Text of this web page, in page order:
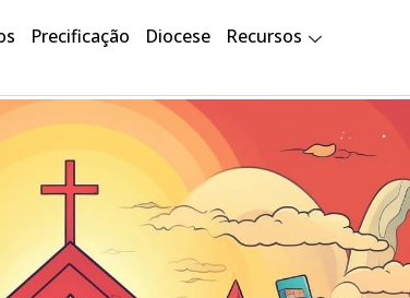
Precificação Diocese Recursos